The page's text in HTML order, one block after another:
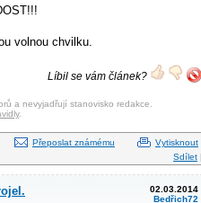
volnou chvilku.
Líbil se vám článek?
a nevyjadřují stanovisko redakce.
.
Vytisknout
Přeposlat známému
Sdílet |
02.03.2014
Bedřich72